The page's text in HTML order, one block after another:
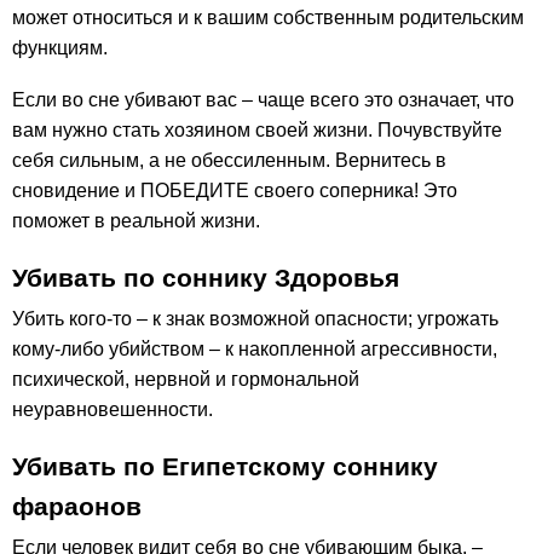
может относиться и к вашим собственным родительским
функциям.
Если во сне убивают вас – чаще всего это означает, что
вам нужно стать хозяином своей жизни. Почувствуйте
себя сильным, а не обессиленным. Вернитесь в
сновидение и ПОБЕДИТЕ своего соперника! Это
поможет в реальной жизни.
Убивать по соннику Здоровья
Убить кого-то – к знак возможной опасности; угрожать
кому-либо убийством – к накопленной агрессивности,
психической, нервной и гормональной
неуравновешенности.
Убивать по Египетскому соннику
фараонов
Если человек видит себя во сне убивающим быка, –